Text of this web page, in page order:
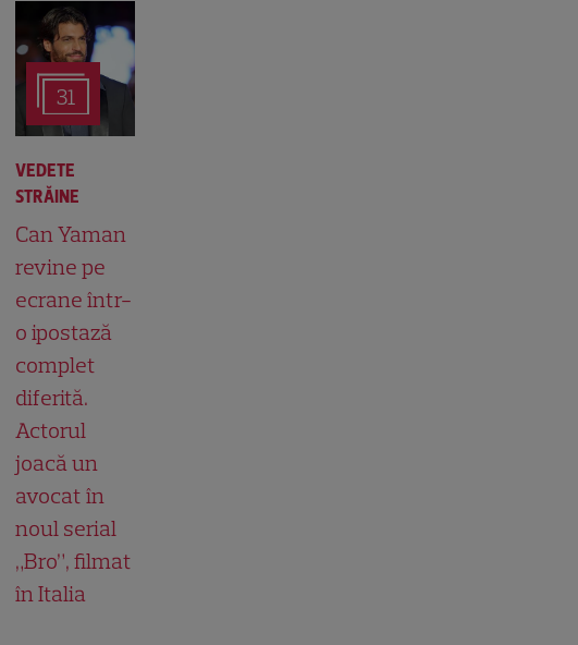
31
VEDETE
STRĂINE
Can Yaman
revine pe
ecrane într-
o ipostază
complet
diferită.
Actorul
joacă un
avocat în
noul serial
„Bro”, filmat
în Italia